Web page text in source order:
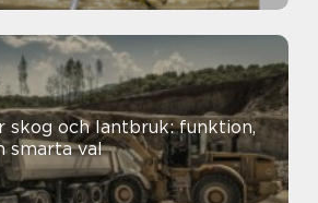
skog och lantbruk: funktion,
smarta val